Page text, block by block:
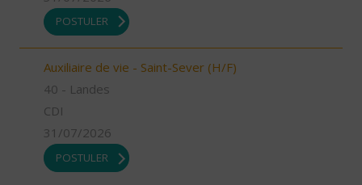
POSTULER
Auxiliaire de vie - Saint-Sever (H/F)
40 - Landes
CDI
31/07/2026
POSTULER